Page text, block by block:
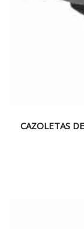
CAZOLETAS